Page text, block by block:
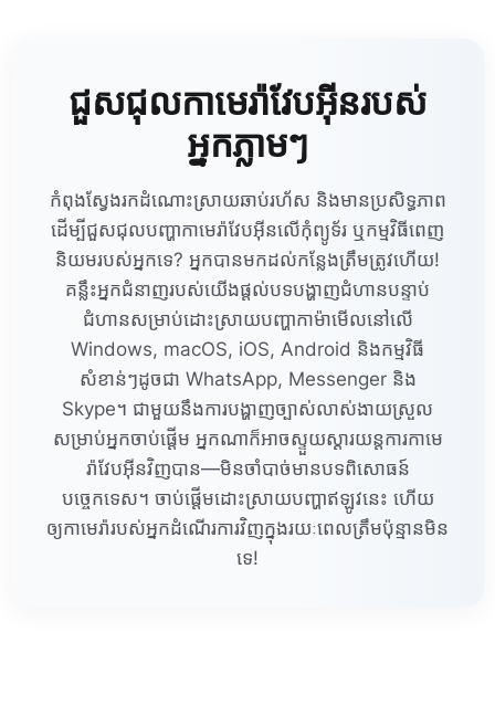
ជួសជុលកាមេរ៉ាវែបអ៊ីនរបស់
អ្នកភ្លាមៗ
កំពុងស្វែងរកដំណោះស្រាយឆាប់រហ័ស និងមានប្រសិទ្ធភាព
ដើម្បីជួសជុលបញ្ហាកាមេរ៉ាវែបអ៊ីនលើកុំព្យូទ័រ ឬកម្មវិធីពេញ
និយមរបស់អ្នកទេ? អ្នកបានមកដល់កន្លែងត្រឹមត្រូវហើយ!
គន្លឹះអ្នកជំនាញរបស់យើងផ្ដល់បទបង្ហាញជំហានបន្ទាប់
ជំហានសម្រាប់ដោះស្រាយបញ្ហាកាម៉ាមើលនៅលើ
Windows, macOS, iOS, Android និងកម្មវិធី
សំខាន់ៗដូចជា WhatsApp, Messenger និង
Skype។ ជាមួយនឹងការបង្ហាញច្បាស់លាស់ងាយស្រួល
សម្រាប់អ្នកចាប់ផ្តើម អ្នកណាក៏អាចស្ទួយស្ដារយន្តការកាមេ
រ៉ាវែបអ៊ីនវិញបាន—មិនចាំបាច់មានបទពិសោធន៍
បច្ចេកទេស។ ចាប់ផ្តើមដោះស្រាយបញ្ហាឥឡូវនេះ ហើយ
ឲ្យកាមេរ៉ារបស់អ្នកដំណើរការវិញក្នុងរយៈពេលត្រឹមប៉ុន្មានមិន
ទេ!